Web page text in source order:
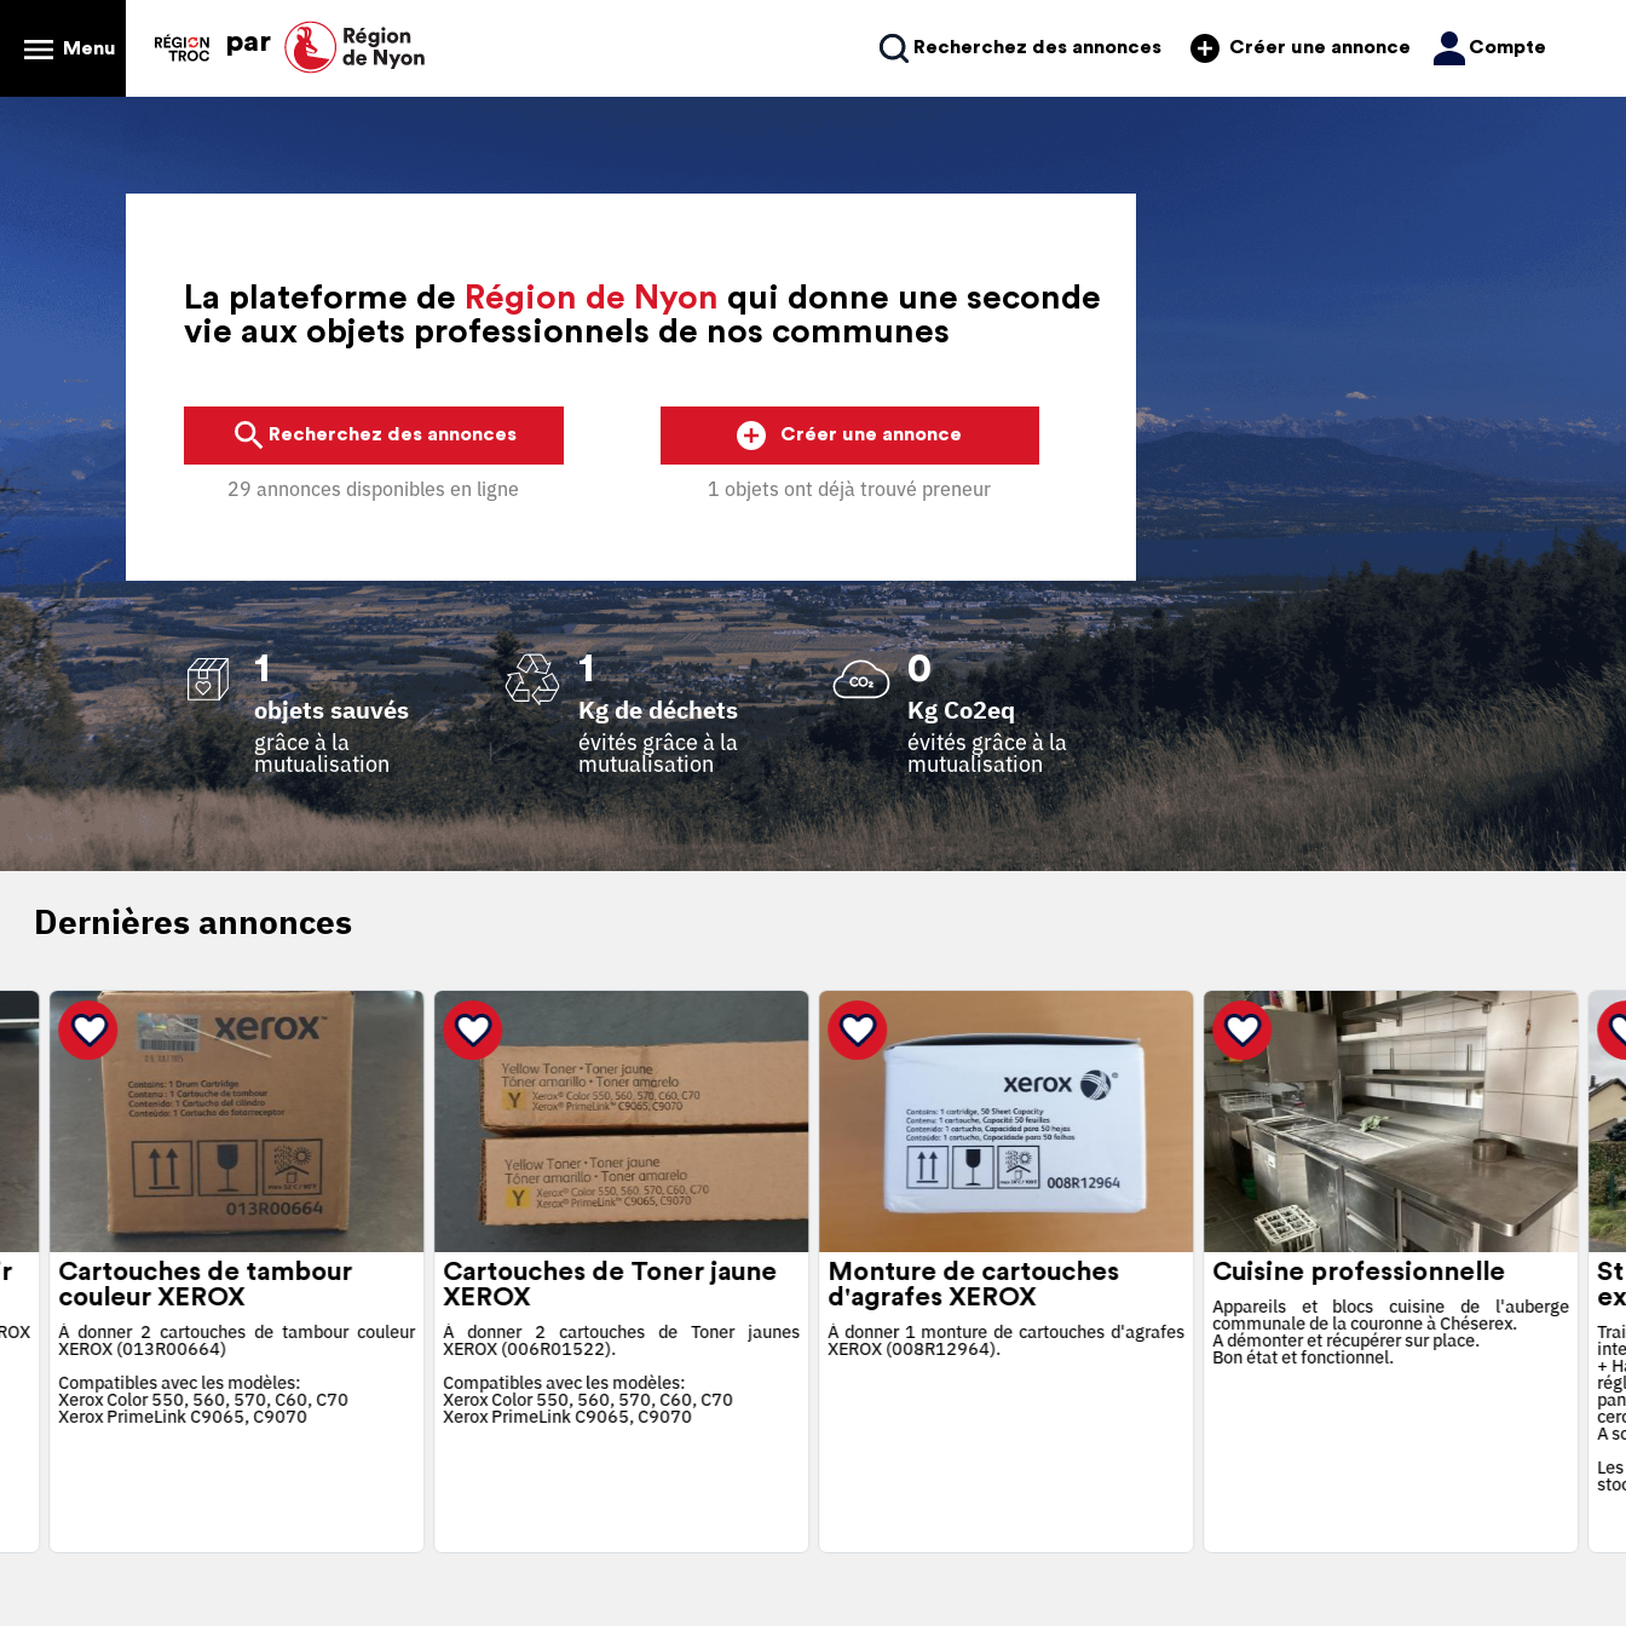
Menu par Recherchez des annonces Créer une annonce Compte
La plateforme de Région de Nyon qui donne une seconde
vie aux objets professionnels de nos communes
Recherchez des annonces
29 annonces disponibles en ligne
Créer une annonce
1 objets ont déjà trouvé preneur
1
objets sauvés
grâce à la
mutualisation
1
Kg de déchets
évités grâce à la
mutualisation
0
Kg Co2eq
évités grâce à la
mutualisation
Dernières annonces
Cartouches de tambour
couleur XEROX
À donner 2 cartouches de tambour couleur
XEROX (013R00664)
Compatibles avec les modèles:
Xerox Color 550, 560, 570, C60, C70
Xerox PrimeLink C9065, C9070
Cartouches de Toner jaune
XEROX
À donner 2 cartouches de Toner jaunes
XEROX (006R01522).
Compatibles avec les modèles:
Xerox Color 550, 560, 570, C60, C70
Xerox PrimeLink C9065, C9070
Monture de cartouches
d'agrafes XEROX
À donner 1 monture de cartouches d'agrafes
XEROX (008R12964).
Cuisine professionnelle
Appareils et blocs cuisine de l'auberge
communale de la couronne à Chéserex.
A démonter et récupérer sur place.
Bon état et fonctionnel. +
A